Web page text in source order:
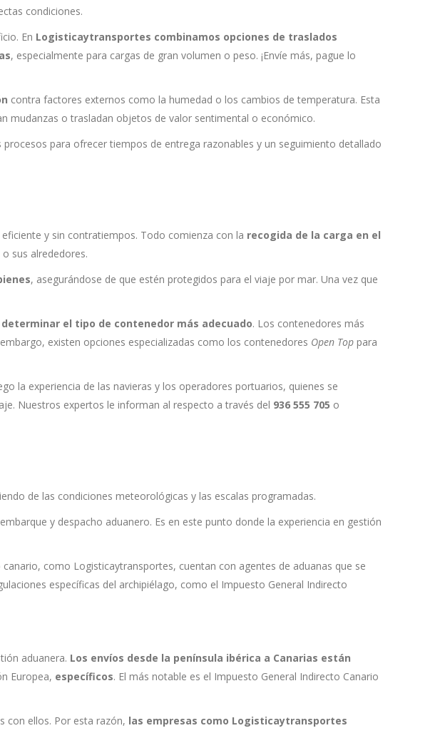
condiciones.
En Logisticaytransportes combinamos opciones de traslados
, especialmente para cargas de gran volumen o peso. ¡Envíe más, pague lo
contra factores externos como la humedad o los cambios de temperatura. Esta
mudanzas o trasladan objetos de valor sentimental o económico.
para ofrecer tiempos de entrega razonables y un seguimiento detallado
y sin contratiempos. Todo comienza con la recogida de la carga en el
sus alrededores.
, asegurándose de que estén protegidos para el viaje por mar. Una vez que
el tipo de contenedor más adecuado. Los contenedores más
existen opciones especializadas como los contenedores Open Top para
la experiencia de las navieras y los operadores portuarios, quienes se
Nuestros expertos le informan al respecto a través del 936 555 705 o
de las condiciones meteorológicas y las escalas programadas.
y despacho aduanero. Es en este punto donde la experiencia en gestión
como Logisticaytransportes, cuentan con agentes de aduanas que se
específicas del archipiélago, como el Impuesto General Indirecto
aduanera. Los envíos desde la península ibérica a Canarias están
Europea, específicos. El más notable es el Impuesto General Indirecto Canario
con ellos. Por esta razón, las empresas como Logisticaytransportes